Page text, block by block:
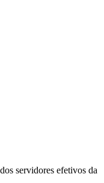
e todo Médio Parnaíba
servidores efetivos da